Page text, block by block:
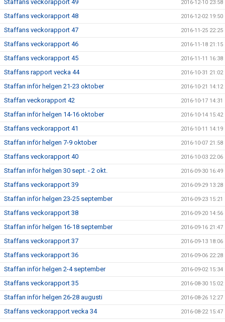
Staffans veckorapport 49 2016-12-10 23:58
Staffans veckorapport 48 2016-12-02 19:50
Staffans veckorapport 47 2016-11-25 22:25
Staffans veckorapport 46 2016-11-18 21:15
Staffans veckorapport 45 2016-11-11 16:38
Staffans rapport vecka 44 2016-10-31 21:02
Staffan inför helgen 21-23 oktober 2016-10-21 14:12
Staffan veckorapport 42 2016-10-17 14:31
Staffan inför helgen 14-16 oktober 2016-10-14 15:42
Staffans veckorapport 41 2016-10-11 14:19
Staffan inför helgen 7-9 oktober 2016-10-07 21:58
Staffans veckorapport 40 2016-10-03 22:06
Staffan inför helgen 30 sept. - 2 okt. 2016-09-30 16:49
Staffans veckorapport 39 2016-09-29 13:28
Staffan inför helgen 23-25 september 2016-09-23 15:21
Staffans veckorapport 38 2016-09-20 14:56
Staffan inför helgen 16-18 september 2016-09-16 21:47
Staffans veckorapport 37 2016-09-13 18:06
Staffans veckorapport 36 2016-09-06 22:28
Staffan inför helgen 2-4 september 2016-09-02 15:34
Staffans veckorapport 35 2016-08-30 15:02
Staffan inför helgen 26-28 augusti 2016-08-26 12:27
Staffans veckorapport vecka 34 2016-08-22 15:47